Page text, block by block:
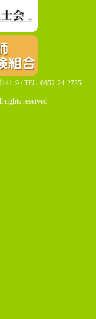
9 / TEL. 0852-24-2725
rights reserved.